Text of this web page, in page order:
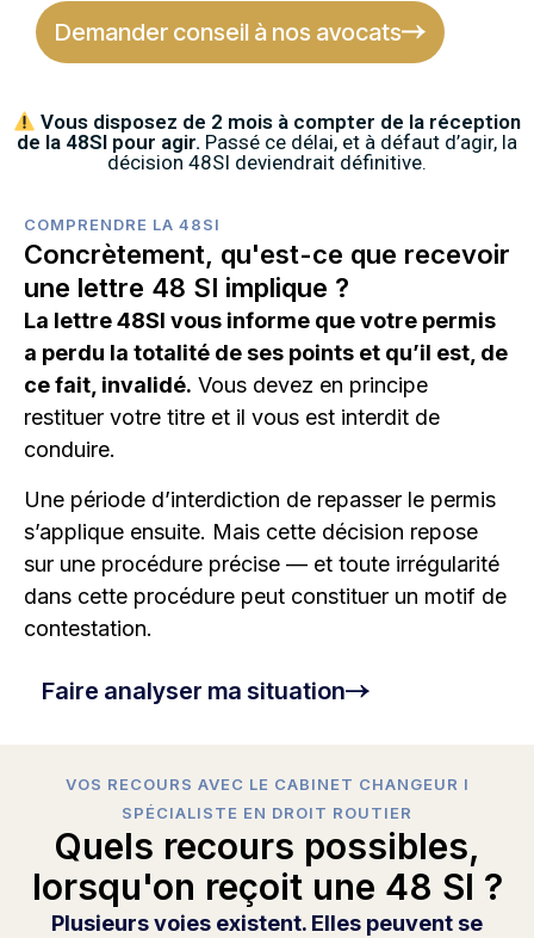
Demander conseil à nos avocats
Vous disposez de 2 mois à compter de la réception
de la 48SI pour agir. Passé ce délai, et à défaut d’agir, la
décision 48SI deviendrait définitive.
COMPRENDRE LA 48SI
Concrètement, qu'est-ce que recevoir
une lettre 48 SI implique ?
La lettre 48SI vous informe que votre permis
a perdu la totalité de ses points et qu’il est, de
ce fait, invalidé. Vous devez en principe
restituer votre titre et il vous est interdit de
conduire.
Une période d’interdiction de repasser le permis
s’applique ensuite. Mais cette décision repose
sur une procédure précise — et toute irrégularité
dans cette procédure peut constituer un motif de
contestation.
Faire analyser ma situation
VOS RECOURS AVEC LE CABINET CHANGEUR I
SPÉCIALISTE EN DROIT ROUTIER
Quels recours possibles,
lorsqu'on reçoit une 48 SI ?
Plusieurs voies existent. Elles peuvent se